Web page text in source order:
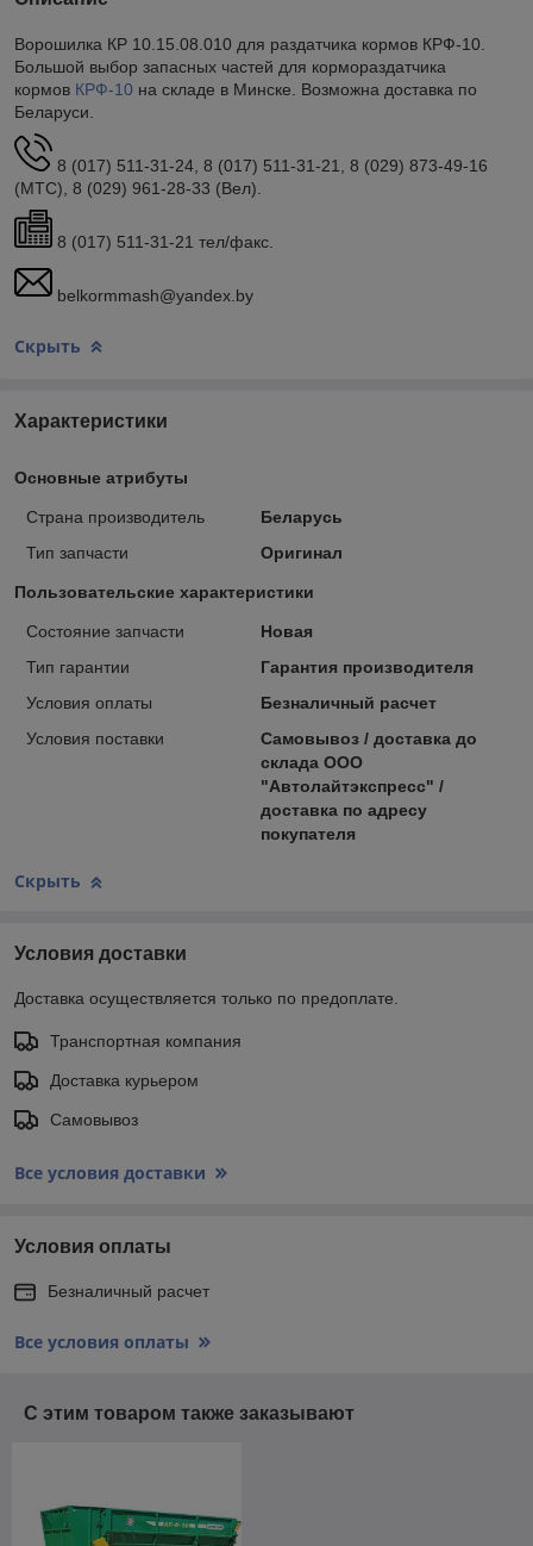
Ворошилка КР 10.15.08.010 для раздатчика кормов КРФ-10.
Большой выбор запасных частей для кормораздатчика
кормов КРФ-10 на складе в Минске. Возможна доставка по
Беларуси.
8 (017) 511-31-24, 8 (017) 511-31-21, 8 (029) 873-49-16
(МТС), 8 (029) 961-28-33 (Вел).
8 (017) 511-31-21 тел/факс.
belkormmash@yandex.by
Скрыть
Характеристики
Основные атрибуты
Страна производитель
Беларусь
Тип запчасти
Оригинал
Пользовательские характеристики
Состояние запчасти
Новая
Тип гарантии
Гарантия производителя
Условия оплаты
Безналичный расчет
Условия поставки
Самовывоз / доставка до
склада ООО
"Автолайтэкспресс" /
доставка по адресу
покупателя
Скрыть
Условия доставки
Доставка осуществляется только по предоплате.
Транспортная компания
Доставка курьером
Самовывоз
Все условия доставки
Условия оплаты
Безналичный расчет
Все условия оплаты
С этим товаром также заказывают